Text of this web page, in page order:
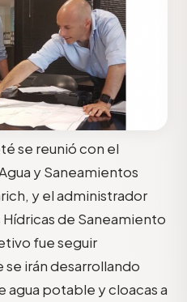
se reunió con el
y Saneamientos
y el administrador
de Saneamiento
fue seguir
se irán desarrollando
agua potable y cloacas a